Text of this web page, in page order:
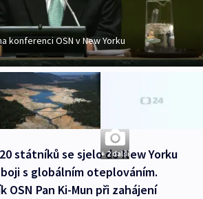
konferenci OSN v New Yorku
+ 2 další
státníků se sjelo do New Yorku
s globálním oteplováním.
OSN Pan Ki-Mun při zahájení